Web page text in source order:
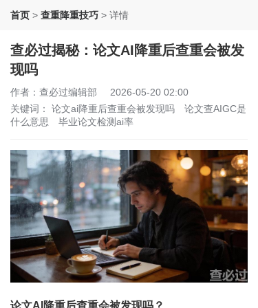
首页 > 查重降重技巧 > 详情
查必过揭秘：论文AI降重后查重会被发
现吗
作者：查必过编辑部
2026-05-20 02:00
关键词： 论文ai降重后查重会被发现吗
论文查AIGC是
什么意思
毕业论文检测ai率